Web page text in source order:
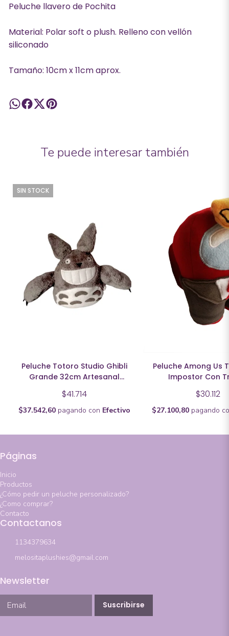
Peluche llavero de Pochita
Material: Polar soft o plush. Relleno con vellón
siliconado
Tamaño: 10cm x 11cm aprox.
Te puede interesar también
SIN STOCK
Peluche Totoro Studio Ghibli
Grande 32cm Artesanal
$41.714
$37.542,60 pagando con Efectivo
Peluche Among Us
Impostor Con
$30.112
$27.100,80 pagando
Páginas
Inicio
Productos
¿Cómo pedir un peluche personalizado?
¿Como comprar?
Contacto
Contactanos
1134379634
melositaplushies@gmail.com
Newsletter
Suscribirse